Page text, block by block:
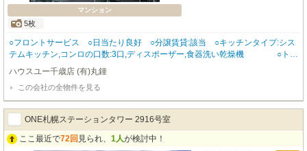
マンション
5枚
○フロントサービス ○日当たり良好 ○分譲賃貸:該当 ○キッチンタイプ:シス
テムキッチン,コンロの口数:3口,ディスポーザー,食器洗い乾燥機 ○トイ
レ種類:水洗,バストイレ:別室,バス:有り,温水洗浄便座,給湯:ガス,追い焚き給湯,
浴室乾燥機,洗面所独立 ○エアコン:有り,暖房(ガス暖房),床暖房:有り,洗濯機置
き場:有り(室内) ○インターホン:TV付,防犯カメラ,オートロック:有り,BS,CAT
V,CS:有り,インターネット:高速ネット,インターネット:対応 ○水道:その他,排
水:その他,ガス種類:都市ガス,法人:可,24時間換気システム,フローリング:一部フ
ローリング,ベランダ,ウォークインクローゼット:有り,シューズボックス:有り,
トランクルーム,宅配ボックス,ロードヒーティング
ハウスユー千歳店 (有)丸鍾
この会社の全物件を見る
ONE札幌ステーションタワー 2916号室
ここ最近で72回 見られ、 1人が検討中！